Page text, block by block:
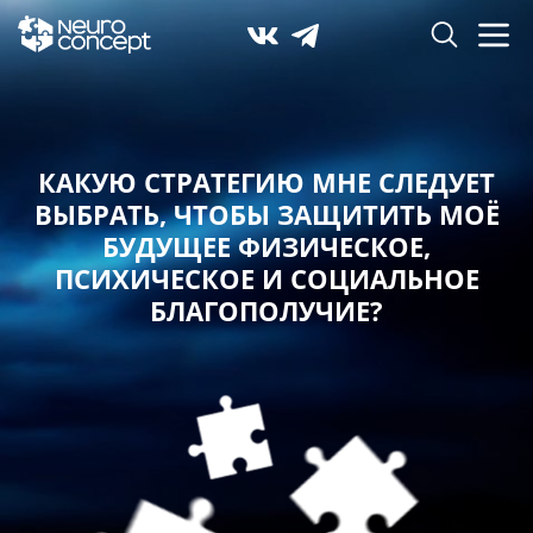
КАКУЮ СТРАТЕГИЮ МНЕ СЛЕДУЕТ
ВЫБРАТЬ,ЧТОБЫ ЗАЩИТИТЬ МОЁ
БУДУЩЕЕ ФИЗИЧЕСКОЕ,
ПСИХИЧЕСКОЕ И СОЦИАЛЬНОЕ
БЛАГОПОЛУЧИЕ?